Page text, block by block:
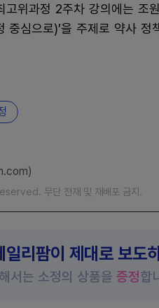
위과정 2주차 강의에는 조
중심으로)’을 주제로 약사
무단 전재 및 재배포 금지.
리팜이 제대로 보도
서는 소정의 상품을 증정합